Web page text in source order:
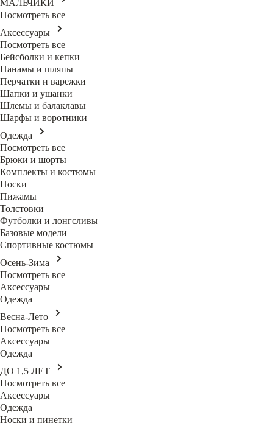
МАЛЬЧИКИ
Посмотреть все
Аксессуары
Посмотреть все
Бейсболки и кепки
Панамы и шляпы
Перчатки и варежки
Шапки и ушанки
Шлемы и балаклавы
Шарфы и воротники
Одежда
Посмотреть все
Брюки и шорты
Комплекты и костюмы
Носки
Пижамы
Толстовки
Футболки и лонгсливы
Базовые модели
Спортивные костюмы
Осень-Зима
Посмотреть все
Аксессуары
Одежда
Весна-Лето
Посмотреть все
Аксессуары
Одежда
ДО 1,5 ЛЕТ
Посмотреть все
Аксессуары
Одежда
Носки и пинетки